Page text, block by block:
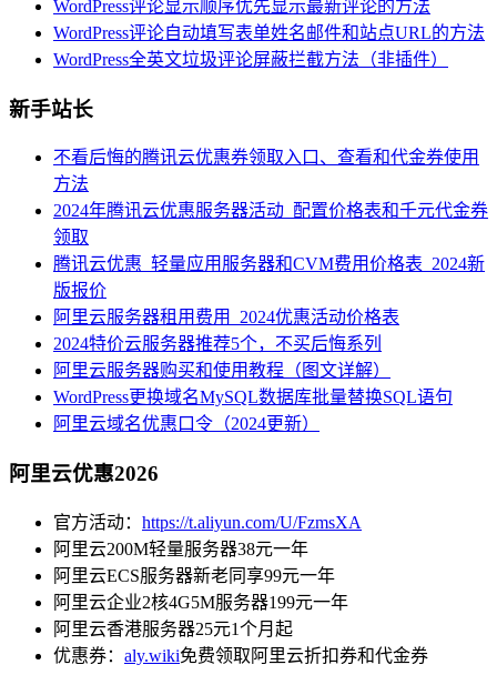
WordPress评论显示顺序优先显示最新评论的方法
WordPress评论自动填写表单姓名邮件和站点URL的方法
WordPress全英文垃圾评论屏蔽拦截方法（非插件）
新手站长
不看后悔的腾讯云优惠券领取入口、查看和代金券使用
方法
2024年腾讯云优惠服务器活动_配置价格表和千元代金券
领取
腾讯云优惠_轻量应用服务器和CVM费用价格表_2024新
版报价
阿里云服务器租用费用_2024优惠活动价格表
2024特价云服务器推荐5个，不买后悔系列
阿里云服务器购买和使用教程（图文详解）
WordPress更换域名MySQL数据库批量替换SQL语句
阿里云域名优惠口令（2024更新）
阿里云优惠2026
官方活动： https://t.aliyun.com/U/FzmsXA
阿里云200M轻量服务器38元一年
阿里云ECS服务器新老同享99元一年
阿里云企业2核4G5M服务器199元一年
阿里云香港服务器25元1个月起
优惠券： aly.wiki免费领取阿里云折扣券和代金券